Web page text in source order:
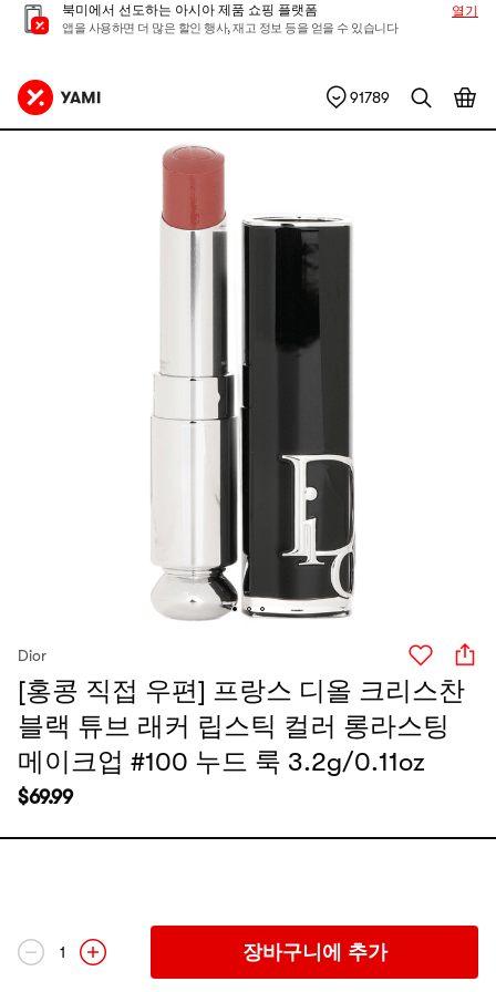
북미에서 선도하는 아시아 제품 쇼핑 플랫폼
앱을 사용하면 더 많은 할인 행사, 재고 정보 등을 얻을 수 있습니다
열기
91789
Dior
[홍콩 직접 우편] 프랑스 디올 크리스찬
블랙 튜브 래커 립스틱 컬러 롱라스팅
메이크업 #100 누드 룩 3.2g/0.11oz
$69.99
1 장바구니에 추가